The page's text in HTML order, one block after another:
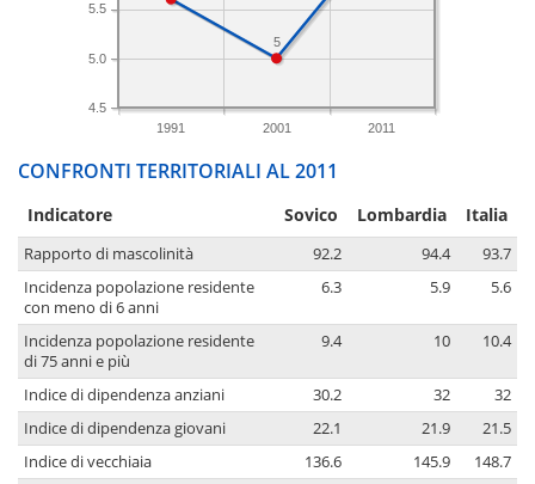
1991 2001 2011
4.5
5.0
5.5
5
CONFRONTI TERRITORIALI AL 2011
Indicatore Sovico Lombardia Italia
Rapporto di mascolinità 92.2 94.4
93.7
Incidenza popolazione residente
con meno di 6 anni
6.3 5.9 5.6
Incidenza popolazione residente
di 75 anni e più
9.4 10 10.4
Indice di dipendenza anziani 30.2 32
32
Indice di dipendenza giovani
22.1 21.9
21.5
Indice di vecchiaia
136.6 145.9
148.7